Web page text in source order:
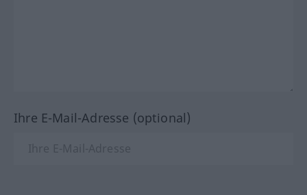
Ihre E-Mail-Adresse (optional)